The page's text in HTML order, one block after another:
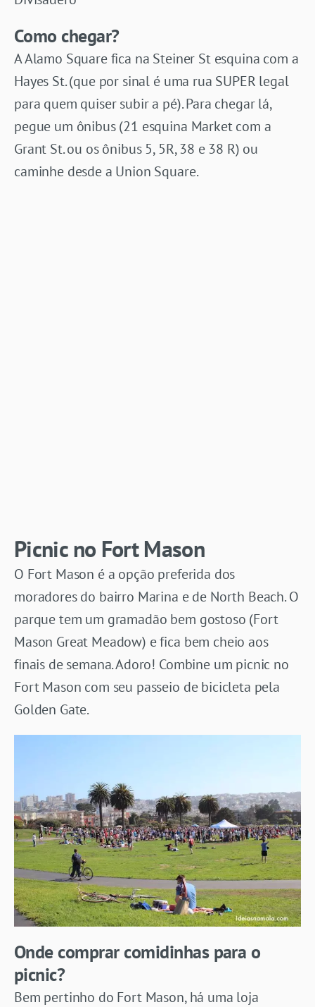
Como chegar?
A Alamo Square fica na Steiner St esquina com a
Hayes St. (que por sinal é uma rua SUPER legal
para quem quiser subir a pé). Para chegar lá,
pegue um ônibus (21 esquina Market com a
Grant St. ou os ônibus 5, 5R, 38 e 38 R) ou
caminhe desde a Union Square.
Picnic no Fort Mason
O Fort Mason é a opção preferida dos
moradores do bairro Marina e de North Beach. O
parque tem um gramadão bem gostoso (Fort
Mason Great Meadow) e fica bem cheio aos
finais de semana. Adoro! Combine um picnic no
Fort Mason com seu passeio de bicicleta pela
Golden Gate.
Onde comprar comidinhas para o
picnic?
Bem pertinho do Fort Mason, há uma loja